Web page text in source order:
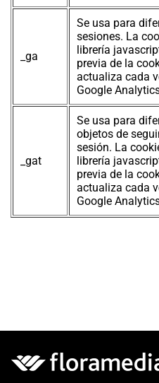
_ga
Se usa para
sesiones. La
librería
previa de la
actualiza cada
Google
_gat
Se usa para
objetos de
sesión. La
librería
previa de la
actualiza cada
Google